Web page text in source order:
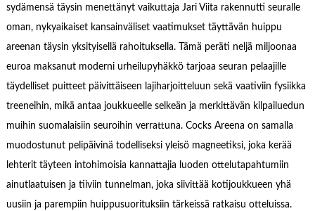
sydämensä täysin menettänyt vaikuttaja Jari Viita rakennutti seuralle
oman, nykyaikaiset kansainväliset vaatimukset täyttävän huippu
areenan täysin yksityisellä rahoituksella. Tämä peräti neljä miljoonaa
euroa maksanut moderni urheilupyhäkkö tarjoaa seuran pelaajille
täydelliset puitteet päivittäiseen lajiharjoitteluun sekä vaativiin fysiikka
treeneihin, mikä antaa joukkueelle selkeän ja merkittävän kilpailuedun
muihin suomalaisiin seuroihin verrattuna. Cocks Areena on samalla
muodostunut pelipäivinä todelliseksi yleisö magneetiksi, joka kerää
lehterit täyteen intohimoisia kannattajia luoden ottelutapahtumiin
ainutlaatuisen ja tiiviin tunnelman, joka siivittää kotijoukkueen yhä
uusiin ja parempiin huippusuorituksiin tärkeissä ratkaisu otteluissa.